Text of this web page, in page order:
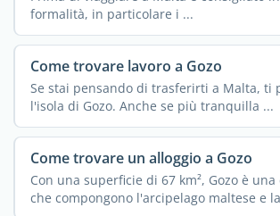
formalità, in particolare i ...
Come trovare lavoro a Gozo
Se stai pensando di trasferirti a Malta, ti
l'isola di Gozo. Anche se più tranquilla ...
Come trovare un alloggio a Gozo
Con una superficie di 67 km², Gozo è
che compongono l'arcipelago maltese e